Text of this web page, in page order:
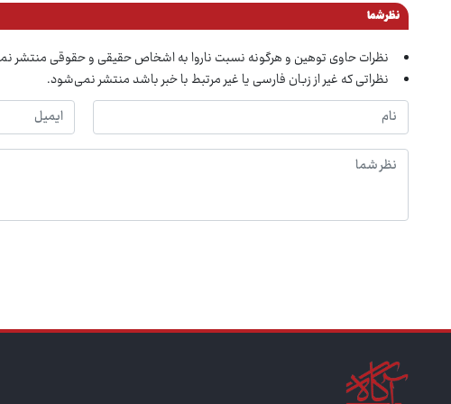
نظر شما
نظرات حاوی توهین و هرگونه نسبت ناروا به اشخاص حقیقی و حقوقی منتشر
نظراتی که غیر از زبان فارسی یا غیر مرتبط با خبر باشد منتشر نمی‌شود.